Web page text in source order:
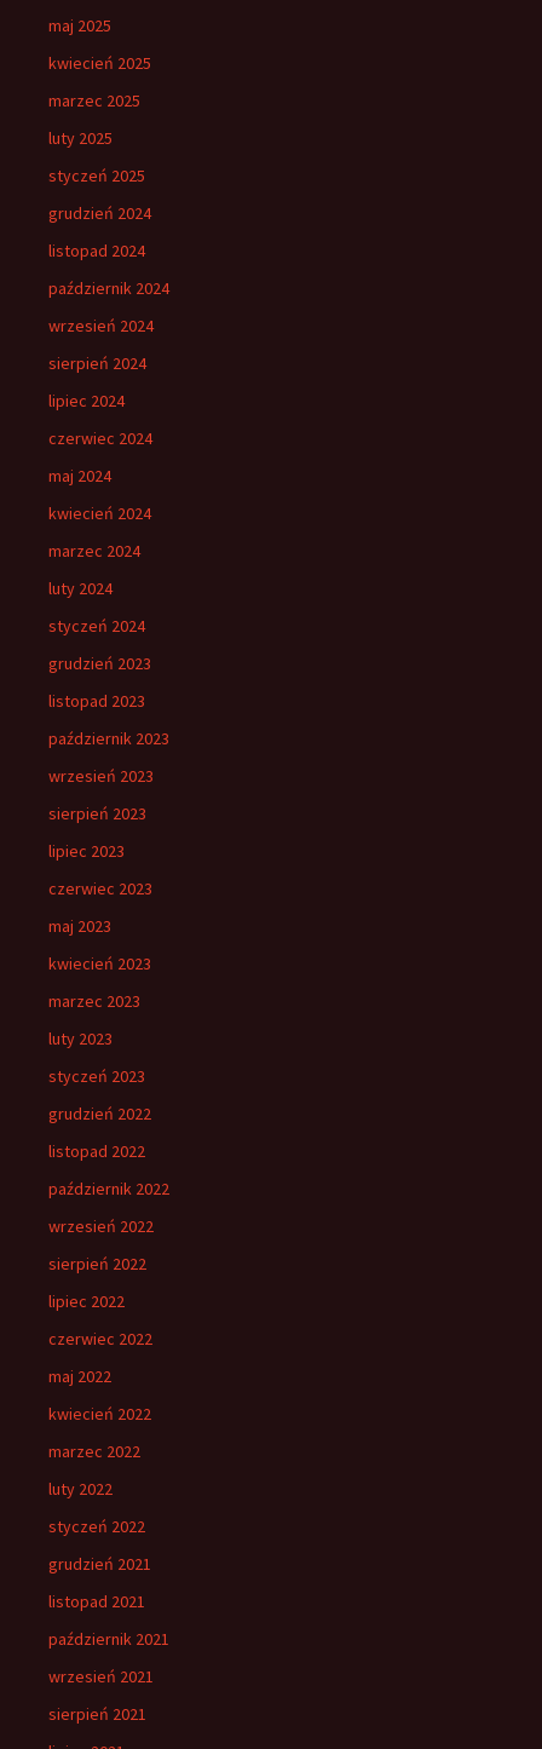
maj 2025
kwiecień 2025
marzec 2025
luty 2025
styczeń 2025
grudzień 2024
listopad 2024
październik 2024
wrzesień 2024
sierpień 2024
lipiec 2024
czerwiec 2024
maj 2024
kwiecień 2024
marzec 2024
luty 2024
styczeń 2024
grudzień 2023
listopad 2023
październik 2023
wrzesień 2023
sierpień 2023
lipiec 2023
czerwiec 2023
maj 2023
kwiecień 2023
marzec 2023
luty 2023
styczeń 2023
grudzień 2022
listopad 2022
październik 2022
wrzesień 2022
sierpień 2022
lipiec 2022
czerwiec 2022
maj 2022
kwiecień 2022
marzec 2022
luty 2022
styczeń 2022
grudzień 2021
listopad 2021
październik 2021
wrzesień 2021
sierpień 2021